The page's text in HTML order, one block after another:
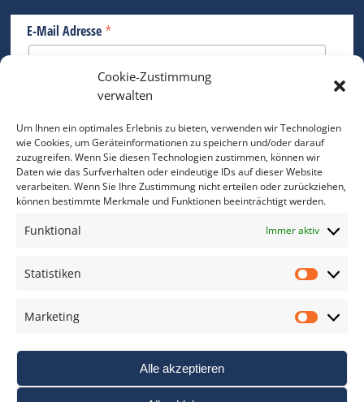
Cookie-Zustimmung
verwalten
Um Ihnen ein optimales Erlebnis zu bieten, verwenden wir Technologien
wie Cookies, um Geräteinformationen zu speichern und/oder darauf
zuzugreifen. Wenn Sie diesen Technologien zustimmen, können wir
Daten wie das Surfverhalten oder eindeutige IDs auf dieser Website
verarbeiten. Wenn Sie Ihre Zustimmung nicht erteilen oder zurückziehen,
können bestimmte Merkmale und Funktionen beeinträchtigt werden.
Funktional Immer aktiv
Statistiken
Marketing
Alle akzeptieren
E-Mail Adresse *
Bitte geben Sie Ihre E-Mail Adresse ein.
*